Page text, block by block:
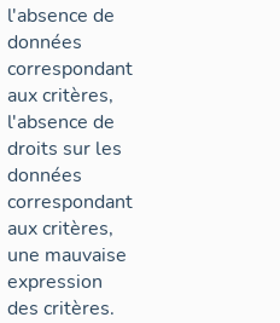
l'absence de
données
correspondant
aux critères,
l'absence de
droits sur les
données
correspondant
aux critères,
une mauvaise
expression
des critères.